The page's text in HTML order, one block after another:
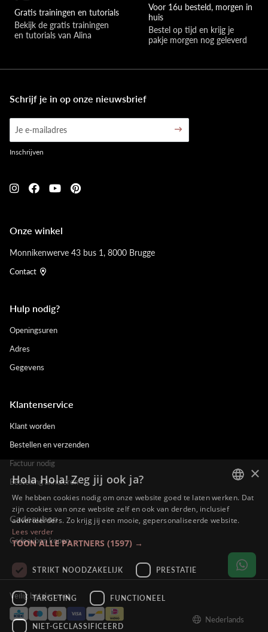
Gratis trainingen en tutorials
Bekijk de gratis trainingen
en tutorials van Alina
Voor 16u besteld, morgen in
huis
Bestel op tijd en krijg je
pakje morgen nog geleverd
Onze winkel
Monnikenwerve 43 bus 1, 8000 Brugge
Contact
Hulp nodig?
Openingsuren
Adres
Gegevens
Klantenservice
Klant worden
Bestellen en verzenden
Factuur nodig
Bestelling annuleren
Cadeaubon
Cadeaubon kopen
Schrijf je in op onze nieuwsbrief
Inschrijven
Veilig betalen met
Nederlands
DUTCH
ENGLISH
GERMAN
×
Hola Hola! Zeg jij ook ja?
We hebben cookies nodig om onze website goed te laten werken. Dat
zijn cookies van onze website zelf en ook van derden, inclusief
adverteerders. Zo krijg jij een mooie, gepersonaliseerde website.
Lees verder
TOON ALLE PARTNERS (1597) →
STRIKT NOODZAKELIJK PRESTATIE
TARGETING FUNCTIONEEL
NIET-GECLASSIFICEERD